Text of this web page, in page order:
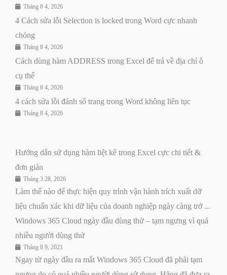
Tháng 8 4, 2026
4 Cách sửa lỗi Selection is locked trong Word cực nhanh
chóng
Tháng 8 4, 2026
Cách dùng hàm ADDRESS trong Excel để trả về địa chỉ ô
cụ thể
Tháng 8 4, 2026
4 cách sửa lỗi đánh số trang trong Word không liên tục
Tháng 8 4, 2026
Hướng dẫn sử dụng hàm liệt kê trong Excel cực chi tiết &
đơn giản
Tháng 3 28, 2026
Làm thế nào để thực hiện quy trình vận hành trích xuất dữ
liệu chuẩn xác khi dữ liệu của doanh nghiệp ngày càng trở ...
Windows 365 Cloud ngày đầu dùng thử – tạm ngưng vì quá
nhiều người dùng thử
Tháng 8 9, 2021
Ngay từ ngày đầu ra mắt Windows 365 Cloud đã phải tạm